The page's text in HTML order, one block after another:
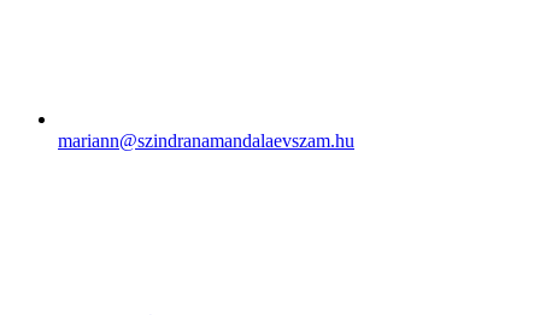
mariann@szindranamandalaevszam.hu